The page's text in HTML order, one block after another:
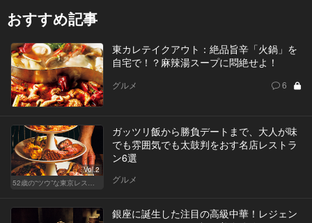
おすすめ記事
東カレテイクアウト：絶品旨辛「火鍋」を
自宅で！？麻辣湯スープに悶絶せよ！
グルメ 6
Vol.2
ガッツリ飯から勝負デートまで、大人が味
でも雰囲気でも太鼓判をおす名店レストラ
ン6選
グルメ
銀座に誕生した注目の高級中華！レジェン